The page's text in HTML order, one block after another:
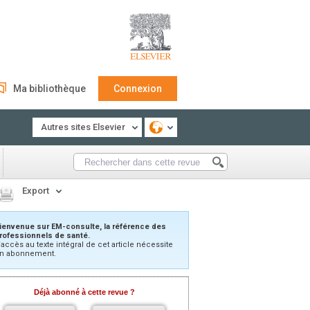
Ma bibliothèque Connexion
Autres sites Elsevier
Export
sur EM-consulte, la référence des
de santé.
au texte intégral de cet article nécessite
abonnement.
Déjà abonné à cette revue ?